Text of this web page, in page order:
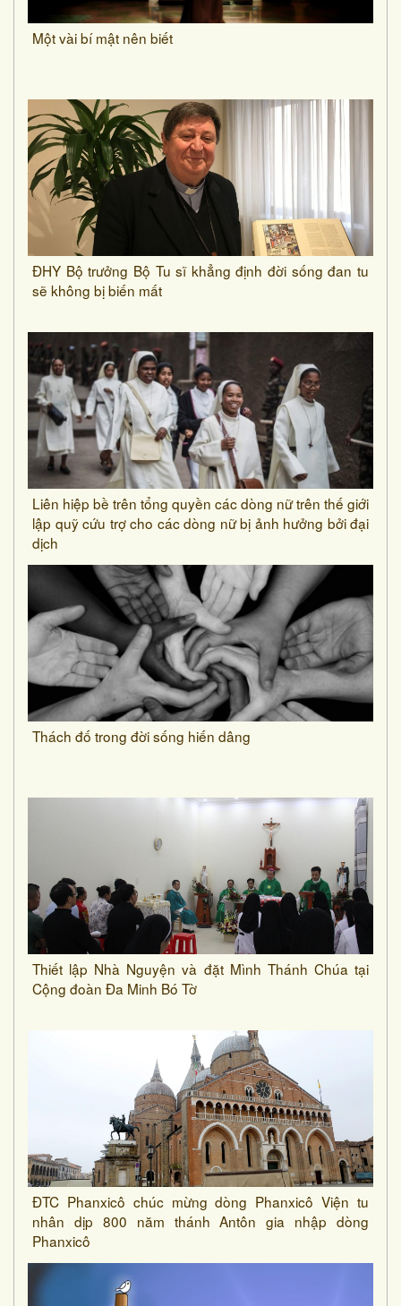
Một vài bí mật nên biết
ĐHY Bộ trưởng Bộ Tu sĩ khẳng định đời sống đan tu
sẽ không bị biến mất
Liên hiệp bề trên tổng quyền các dòng nữ trên thế giới
lập quỹ cứu trợ cho các dòng nữ bị ảnh hưởng bởi đại
dịch
Thách đố trong đời sống hiến dâng
Thiết lập Nhà Nguyện và đặt Mình Thánh Chúa tại
Cộng đoàn Đa Minh Bó Tờ
ĐTC Phanxicô chúc mừng dòng Phanxicô Viện tu
nhân dịp 800 năm thánh Antôn gia nhập dòng
Phanxicô